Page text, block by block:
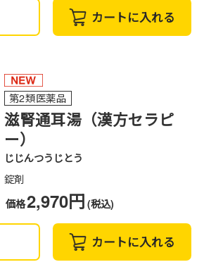
カートに入れる
第2類医薬品
滋腎通耳湯（漢方セラピ
ー）
じじんつうじとう
錠剤
価格2,970円 (税込)
カートに入れる